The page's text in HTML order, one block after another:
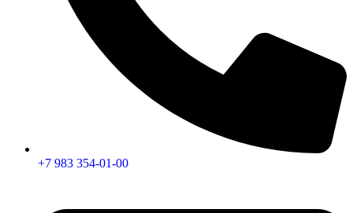
+7 983 354-01-00